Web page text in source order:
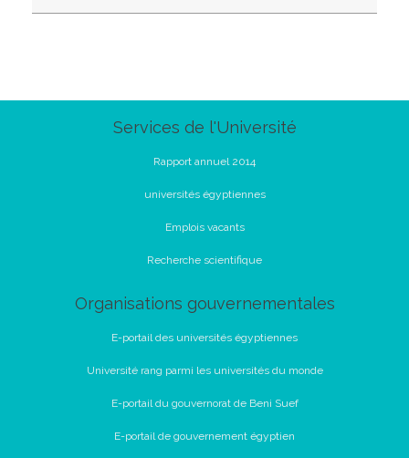
Services de l'Université
Rapport annuel 2014
universités égyptiennes
Emplois vacants
Recherche scientifique
Organisations gouvernementales
E-portail des universités égyptiennes
Université rang parmi les universités du monde
E-portail du gouvernorat de Beni Suef
E-portail de gouvernement égyptien